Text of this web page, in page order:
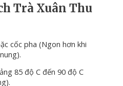
Trà Xuân Thu
cốc pha (Ngon hơn khi
85 độ C đến 90 độ C